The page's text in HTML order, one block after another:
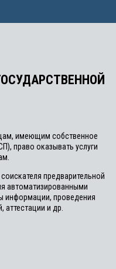
имеющим собственное
право оказывать услуги
предварительной
автоматизированными
информации, проведения
и др.